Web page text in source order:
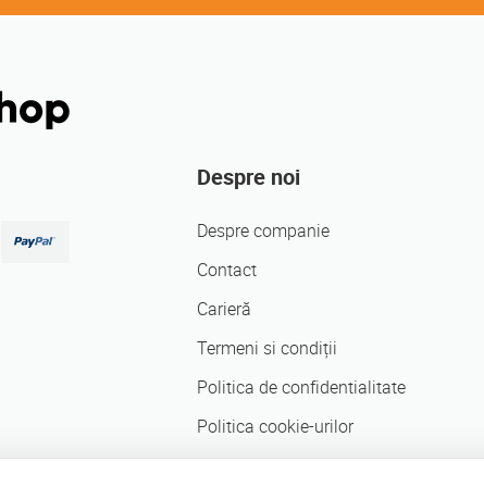
Despre noi
Despre companie
Contact
Carieră
Termeni si condiții
Politica de confidentialitate
Politica cookie-urilor
Vinde pe Mobileshop